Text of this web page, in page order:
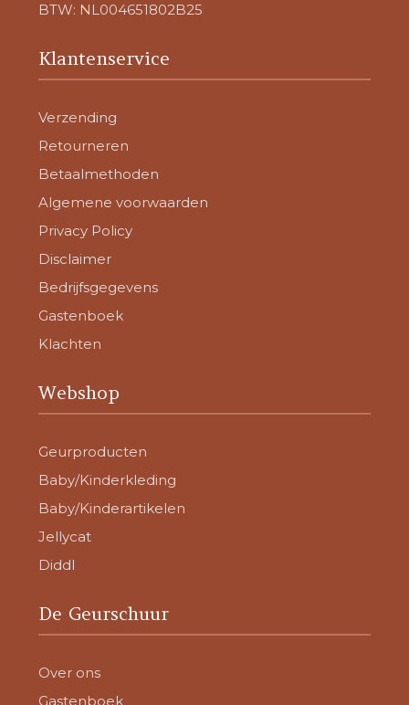
BTW: NL004651802B25
Klantenservice
Verzending
Retourneren
Betaalmethoden
Algemene voorwaarden
Privacy Policy
Disclaimer
Bedrijfsgegevens
Gastenboek
Klachten
Webshop
Geurproducten
Baby/Kinderkleding
Baby/Kinderartikelen
Jellycat
Diddl
De Geurschuur
Over ons
Gastenboek